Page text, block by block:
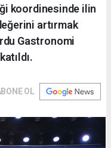
koordinesinde ilin
artırmak
Gastronomi
OL